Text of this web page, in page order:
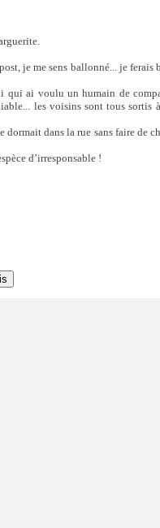
je me sens ballonné... je ferais
qui ai voulu un humain de
les voisins sont tous sortis
dans la rue sans faire de
d’irresponsable !